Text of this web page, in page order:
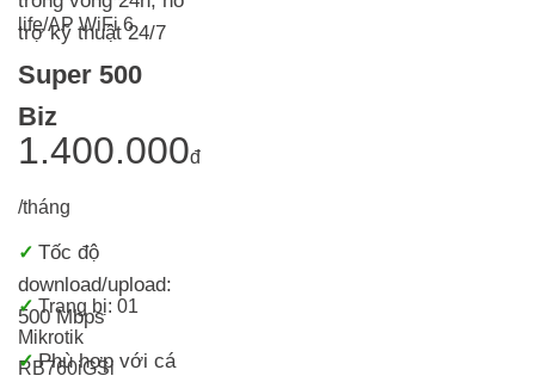
life/AP WiFi 6
trợ kỹ thuật 24/7
Super 500
Biz
1.400.000đ
/tháng
✓ Tốc độ
download/upload:
500 Mbps
✓Trang bị: 01
Mikrotik
RB760iGSi
✓Phù hợp với cá